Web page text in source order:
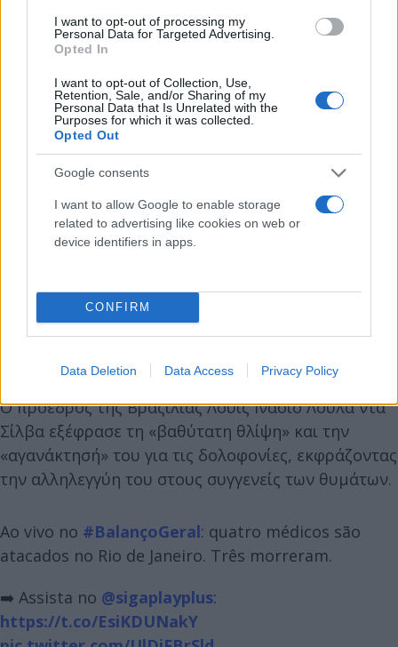
I want to opt-out of processing my
Personal Data for Targeted Advertising.
Opted In
I want to opt-out of Collection, Use,
Retention, Sale, and/or Sharing of my
Personal Data that Is Unrelated with the
Purposes for which it was collected.
Opted Out
Google consents
I want to allow Google to enable storage
related to advertising like cookies on web or
device identifiers in apps.
CONFIRM
Data Deletion Data Access Privacy Policy
Ο πρόεδρος της Βραζιλίας Λουίς Ινάσιο Λούλα ντα
Σίλβα εξέφρασε τη «βαθύτατη θλίψη» και την
«αγανάκτησή» του για τις δολοφονίες, εκφράζοντας
την αλληλεγγύη του στους συγγενείς των θυμάτων.
Ao vivo no #BalançoGeral: quatro médicos são
atacados no Rio de Janeiro. Três morreram.
➡️ Assista no @sigaplayplus:
https://t.co/EsiKDUNakY